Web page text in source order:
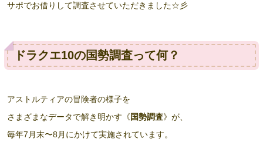
サポでお借りして調査させていただきました☆彡
ドラクエ10の国勢調査って何？
アストルティアの冒険者の様子を
さまざまなデータで解き明かす《国勢調査》が、
毎年7月末〜8月にかけて実施されています。